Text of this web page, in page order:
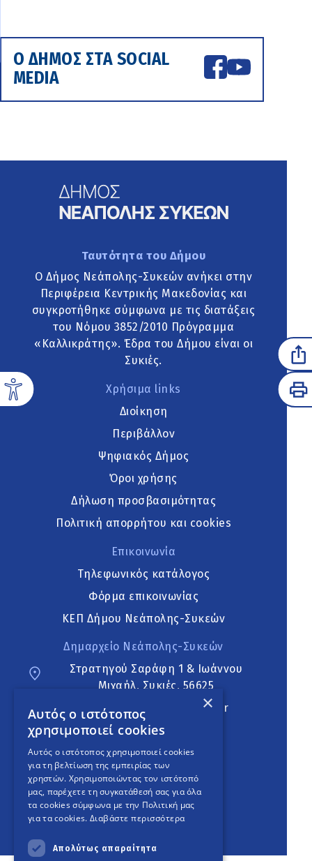
Ο ΔΗΜΟΣ ΣΤΑ SOCIAL
MEDIA
Ταυτότητα του Δήμου
Ο Δήμος Νεάπολης-Συκεών ανήκει στην
Περιφέρεια Κεντρικής Μακεδονίας και
συγκροτήθηκε σύμφωνα με τις διατάξεις
του Νόμου 3852/2010 Πρόγραμμα
«Καλλικράτης». Έδρα του Δήμου είναι οι
Συκιές.
Χρήσιμα links
Διοίκηση
Περιβάλλον
Ψηφιακός Δήμος
Όροι χρήσης
Δήλωση προσβασιμότητας
Πολιτική απορρήτου και cookies
Επικοινωνία
Τηλεφωνικός κατάλογος
Φόρμα επικοινωνίας
ΚΕΠ Δήμου Νεάπολης-Συκεών
Δημαρχείο Νεάπολης-Συκεών
Στρατηγού Σαράφη 1 & Ιωάννου
Μιχαήλ, Συκιές, 56625
neapoli.sykies@ddt.gov.gr
Ακολουθήστε
English Version
An project
×
Αυτός ο ιστότοπος
χρησιμοποιεί cookies
Αυτός ο ιστότοπος χρησιμοποιεί cookies
για τη βελτίωση της εμπειρίας των
χρηστών. Χρησιμοποιώντας τον ιστότοπό
μας, παρέχετε τη συγκατάθεσή σας για όλα
τα cookies σύμφωνα με την Πολιτική μας
για τα cookies. Διαβάστε περισσότερα
Απολύτως απαραίτητα